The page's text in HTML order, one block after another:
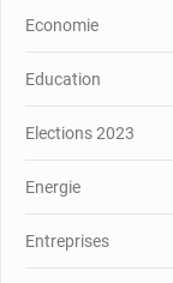
Economie
Education
Elections 2023
Energie
Entreprises